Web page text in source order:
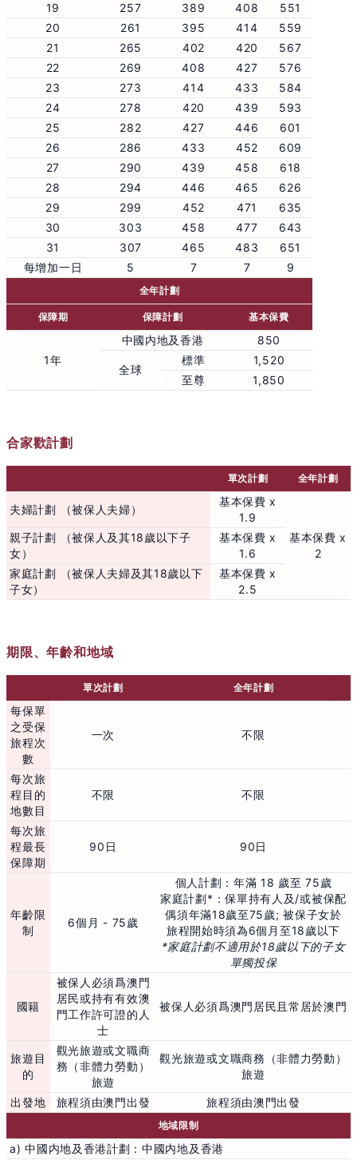
19 257 389 408
551
20
261 395 414
559
21
265 402 420
567
22
269 408 427
576
23
273 414 433
584
24
278 420 439
593
25
282 427 446
601
26
286 433 452
609
27
290 439 458
618
28
294 446 465
626
29
299 452 471
635
30
303 458 477
643
31
307 465 483
651
每增加一日
5 7 7 9
全年計劃
保障期 保障計劃 基本保費
1年
中國内地及香港 850
全球
標準
1,520
至尊
1,850
合家歡計劃
單次計劃 全年計劃
夫婦計劃 （被保人夫婦）
基本保費 x
1.9
基本保費 x
2
親子計劃 （被保人及其18歲以下子
女）
基本保費 x
1.6
家庭計劃 （被保人夫婦及其18歲以下
子女）
基本保費 x
2.5
期限、年齡和地域
單次計劃 全年計劃
每保單
之受保
旅程次
數
一次 不限
每次旅
程目的
地數目
不限 不限
每次旅
程最長
保障期
90日 90日
年齡限
制
6個月 - 75歲
個人計劃：年滿 18 歲至 75歲
家庭計劃*：保單持有人及/或被保配
偶須年滿18歲至75歲; 被保子女於
旅程開始時須為6個月至18歲以下
*家庭計劃不適用於18歲以下的子女
單獨投保
國籍
被保人必須爲澳門
居民或持有有效澳
門工作許可證的人
士
被保人必須爲澳門居民且常居於澳門
旅遊目
的
觀光旅遊或文職商
務（非體力勞動）
旅遊
觀光旅遊或文職商務（非體力勞動）
旅遊
出發地 旅程須由澳門出發 旅程須由澳門出發
地域限制
a) 中國内地及香港計劃：中國内地及香港